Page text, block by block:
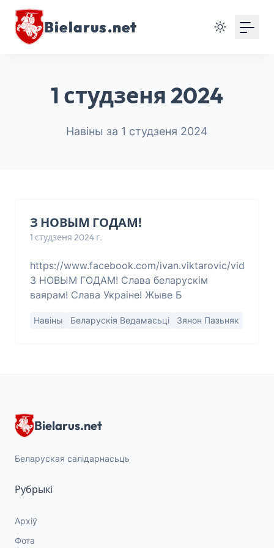
Bielarus.net
1 студзеня 2024
Навіны за 1 студзеня 2024
З НОВЫМ ГОДАМ!
1 студзеня 2024 г.
https://www.facebook.com/ivan.viktarovic/videos/
З НОВЫМ ГОДАМ! Слава беларускім
ваярам! Слава Украіне! Жыве Б
Навіны Беларускія Ведамасьці Зянон Пазьняк
Bielarus.net
Беларуская салідарнасьць
Рубрыкі
Архіў
Фота